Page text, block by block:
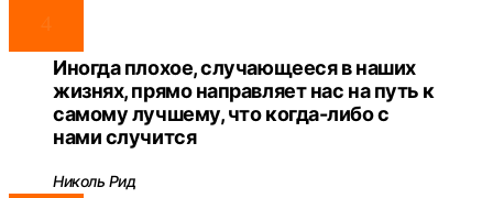
4
Иногда плохое, случающееся в наших
жизнях, прямо направляет нас на путь к
самому лучшему, что когда-либо с
нами случится
Николь Рид